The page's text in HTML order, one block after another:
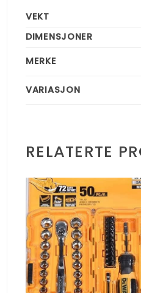
VEKT
DIMENSJONER
MERKE
VARIASJON
RELATERTE